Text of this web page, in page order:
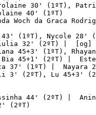
30' (1ºT),
40' (1ºT)
Graca
(1ºT), Nycole 28'
32' (2ºT) |  [og]
45+3' (1ºT),
45+1' (2ºT) |
37' (1ºT) |  Nayara
(2ºT), Lu 45+3'
44' (2ºT) |
(2ºT)